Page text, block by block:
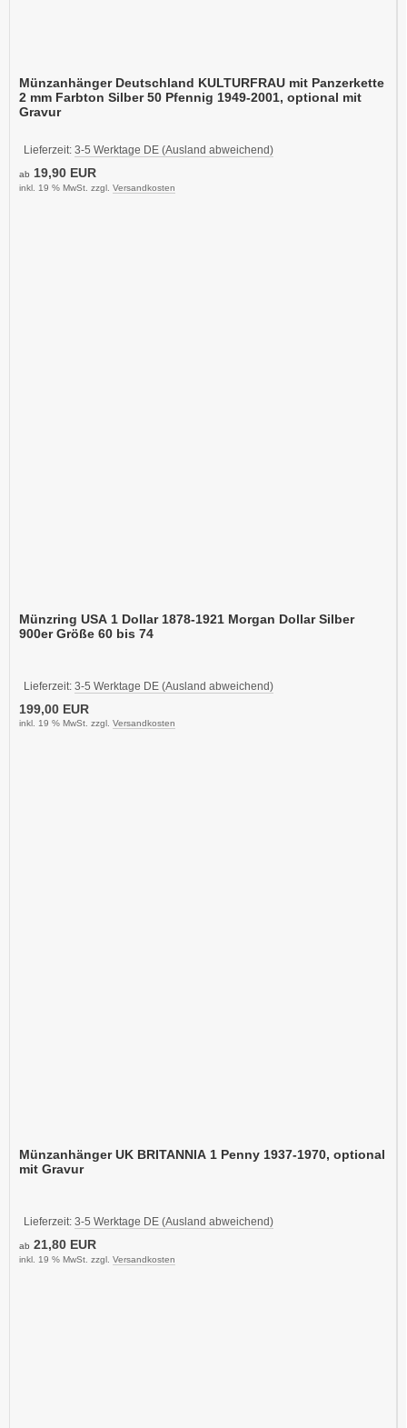
Münzanhänger Deutschland KULTURFRAU mit Panzerkette
2 mm Farbton Silber 50 Pfennig 1949-2001, optional mit
Gravur
Lieferzeit: 3-5 Werktage DE (Ausland abweichend)
ab 19,90 EUR
inkl. 19 % MwSt. zzgl. Versandkosten
Münzring USA 1 Dollar 1878-1921 Morgan Dollar Silber
900er Größe 60 bis 74
Lieferzeit: 3-5 Werktage DE (Ausland abweichend)
199,00 EUR
inkl. 19 % MwSt. zzgl. Versandkosten
Münzanhänger UK BRITANNIA 1 Penny 1937-1970, optional
mit Gravur
Lieferzeit: 3-5 Werktage DE (Ausland abweichend)
ab 21,80 EUR
inkl. 19 % MwSt. zzgl. Versandkosten